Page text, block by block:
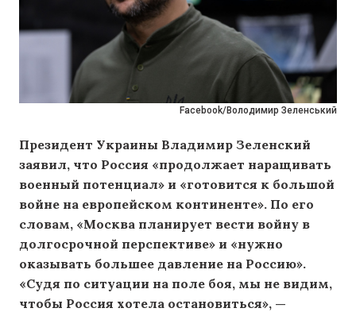
Facebook/Володимир Зеленський
Президент Украины Владимир Зеленский
заявил, что Россия «продолжает наращивать
военный потенциал» и «готовится к большой
войне на европейском континенте». По его
словам, «Москва планирует вести войну в
долгосрочной перспективе» и «нужно
оказывать большее давление на Россию».
«Судя по ситуации на поле боя, мы не видим,
чтобы Россия хотела остановиться», —